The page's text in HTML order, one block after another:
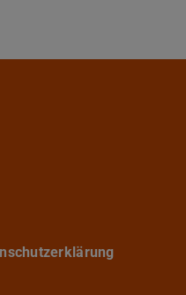
der TU
Kanal der TU